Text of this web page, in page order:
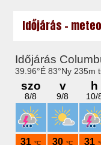
Időjárás -